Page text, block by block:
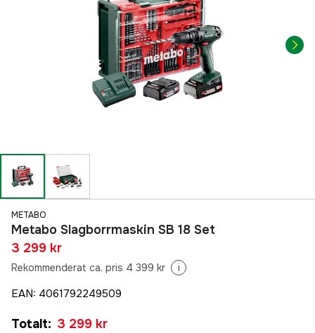
METABO
Metabo Slagborrmaskin SB 18 Set
3 299 kr
Rekommenderat ca. pris 4 399 kr i
EAN: 4061792249509
Totalt: 3 299 kr